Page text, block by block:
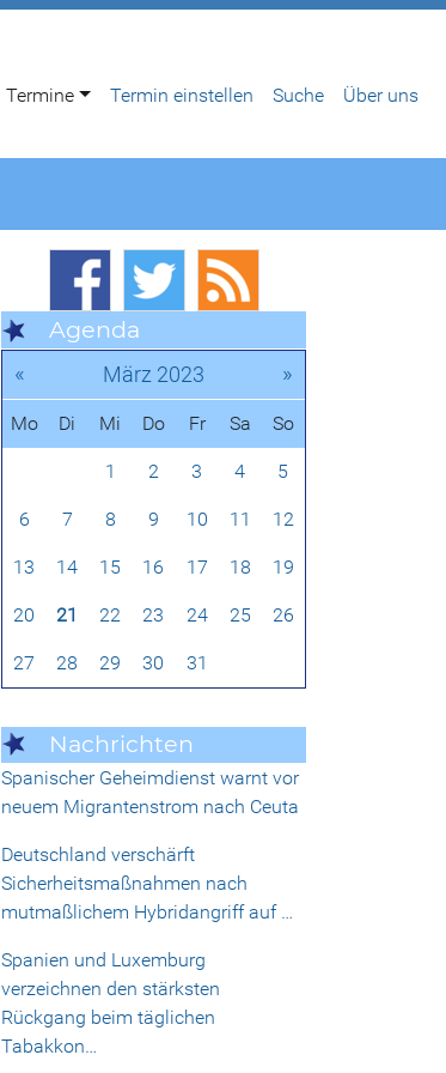
Termine Termin einstellen Suche Über uns
Agenda
« März 2023 »
Mo Di Mi Do Fr Sa So
1 2 3 4 5
6 7 8 9 10 11 12
13 14 15 16 17 18 19
20 21 22 23 24 25 26
27 28 29 30 31
Nachrichten
Spanischer Geheimdienst warnt vor
neuem Migrantenstrom nach Ceuta
Deutschland verschärft
Sicherheitsmaßnahmen nach
mutmaßlichem Hybridangriff auf …
Spanien und Luxemburg
verzeichnen den stärksten
Rückgang beim täglichen
Tabakkon…